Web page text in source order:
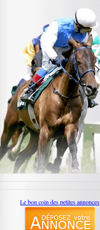
Le bon coin des petites annonces